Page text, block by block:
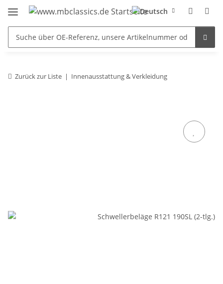
Zurück zur Liste Innenausstattung & Verkleidung